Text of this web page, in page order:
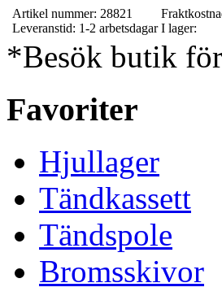
Artikel nummer: 28821
Leveranstid: 1-2 arbetsdagar I lager:
*Besök butik
Favoriter
Hjullager
Tändkassett
Tändspole
Bromsskivor